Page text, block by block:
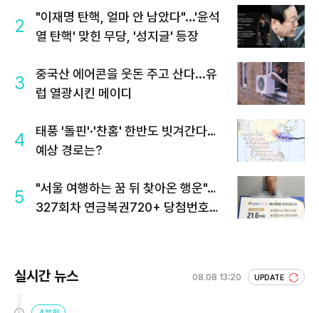
2
"이재명 탄핵, 얼마 안 남았다"...'윤석
열 탄핵' 맞힌 무당, '성지글' 등장
3
중국산 에어콘을 웃돈 주고 산다...유
럽 열광시킨 메이디
4
태풍 '돌핀'·'찬홈' 한반도 빗겨간다…
예상 경로는?
5
"서울 여행하는 꿈 뒤 찾아온 행운"…
327회차 연금복권720+ 당첨번호조
실시간 뉴스 08.08 13:20 UPDATE